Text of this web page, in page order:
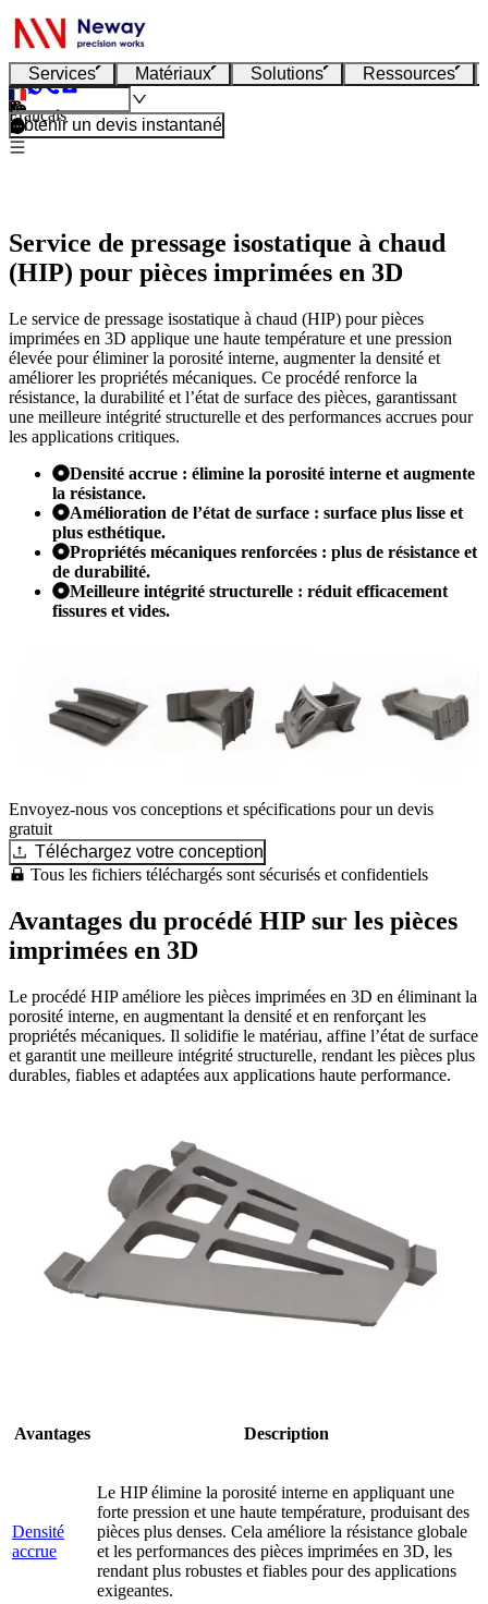
Services Matériaux Solutions Ressources
Français
Obtenir un devis instantané
Service de pressage isostatique à chaud
(HIP) pour pièces imprimées en 3D
Le service de pressage isostatique à chaud (HIP) pour pièces
imprimées en 3D applique une haute température et une pression
élevée pour éliminer la porosité interne, augmenter la densité et
améliorer les propriétés mécaniques. Ce procédé renforce la
résistance, la durabilité et l’état de surface des pièces, garantissant
une meilleure intégrité structurelle et des performances accrues pour
les applications critiques.
Densité accrue : élimine la porosité interne et augmente
la résistance.
Amélioration de l’état de surface : surface plus lisse et
plus esthétique.
Propriétés mécaniques renforcées : plus de résistance et
de durabilité.
Meilleure intégrité structurelle : réduit efficacement
fissures et vides.
Envoyez-nous vos conceptions et spécifications pour un devis
gratuit
Téléchargez votre conception
Tous les fichiers téléchargés sont sécurisés et confidentiels
Avantages du procédé HIP sur les pièces
imprimées en 3D
Le procédé HIP améliore les pièces imprimées en 3D en éliminant la
porosité interne, en augmentant la densité et en renforçant les
propriétés mécaniques. Il solidifie le matériau, affine l’état de surface
et garantit une meilleure intégrité structurelle, rendant les pièces plus
durables, fiables et adaptées aux applications haute performance.
Avantages Description
Densité
accrue
Le HIP élimine la porosité interne en appliquant une
forte pression et une haute température, produisant des
pièces plus denses. Cela améliore la résistance globale
et les performances des pièces imprimées en 3D, les
rendant plus robustes et fiables pour des applications
exigeantes.